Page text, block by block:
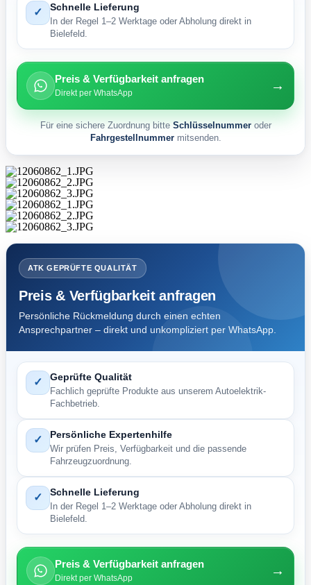
✓ Schnelle Lieferung
In der Regel 1–2 Werktage oder Abholung direkt in
Bielefeld.
Preis & Verfügbarkeit anfragen
Direkt per WhatsApp →
Für eine sichere Zuordnung bitte Schlüsselnummeroder
Fahrgestellnummermitsenden.
ATK GEPRÜFTE QUALITÄT
Preis & Verfügbarkeit anfragen
Persönliche Rückmeldung durch einen echten
Ansprechpartner – direkt und unkompliziert per WhatsApp.
✓ Geprüfte Qualität
Fachlich geprüfte Produkte aus unserem Autoelektrik-
Fachbetrieb.
✓ Persönliche Expertenhilfe
Wir prüfen Preis, Verfügbarkeit und die passende
Fahrzeugzuordnung.
✓ Schnelle Lieferung
In der Regel 1–2 Werktage oder Abholung direkt in
Bielefeld.
Preis & Verfügbarkeit anfragen
Direkt per WhatsApp →